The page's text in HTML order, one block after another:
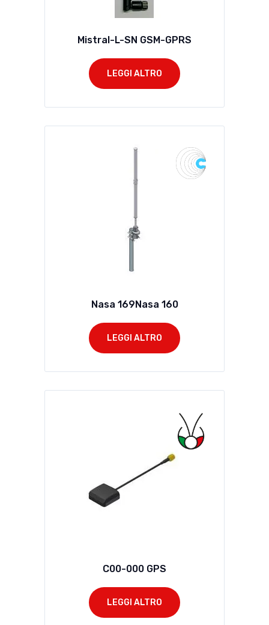
Mistral-L-SN GSM-GPRS
LEGGI ALTRO
Nasa 169Nasa 160
LEGGI ALTRO
C00-000 GPS
LEGGI ALTRO